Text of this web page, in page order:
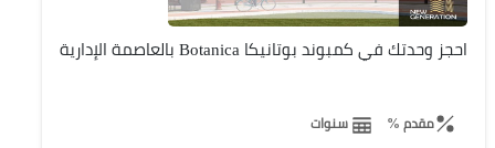
احجز وحدتك في كمبوند بوتانيكا Botanica بالعاصمة الإدارية
مقدم % سنوات